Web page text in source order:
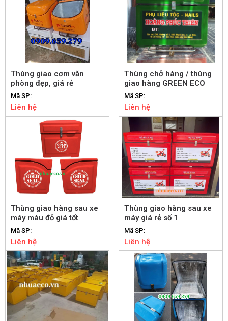
Thùng giao cơm văn
phòng đẹp, giá rẻ
Mã SP:
Liên hệ
Thùng chở hàng / thùng
giao hàng GREEN ECO
Mã SP:
Liên hệ
Thùng giao hàng sau xe
máy màu đỏ giá tốt
Mã SP:
Liên hệ
Thùng giao hàng sau xe
máy giá rẻ số 1
Mã SP:
Liên hệ